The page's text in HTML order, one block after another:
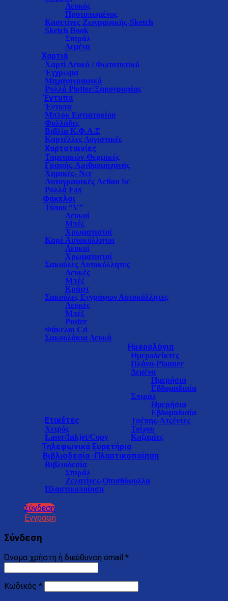
Λευκός
Προτυπωμένος
Κασετίνες Ζωγραφικής-Sketch
Sketch Book
Σπιράλ
Δεμένα
Χαρτιά
Χαρτί Λευκό / Φωτοτυπικό
Έγχρωμα
Μηχανογραφικό
Ρολλά Plotter/Ξηρογραφίας
Έντυπα
Έντυπα
Μπλοκ Εστιατορίου
Φυλλάδες
Βιβλία Κ.Φ.Α.Σ
Καρτέλλες Λογιστικές
Χαρτοταινίες
Ταμειακών-Θερμικές
Γραφής-Αριθμομηχανής
Χημικές- Ncr
Αυτογραφικές Action Sc
Ρολλά Fax
Φάκελοι
Τύπου “V”
Λευκοί
Μπέζ
Xρωματιστοί
Καρέ Αυτοκόλλητοι
Λευκοί
Χρωματιστοί
Σακούλες Αυτοκόλλητες
Λευκές
Μπέζ
Κράφτ
Σακούλες Εγγράφων Αυτοκόλλητες
Λευκές
Μπέζ
Poster
Φάκελοι Cd
Σακουλάκια Λευκά
Ετικέτες
Χειρός
Laser/Inkjet/Copy
Ημερολόγια
Ημεροδείκτες
Πλάνα-Planner
Δεμένα
Ημερήσια
Εβδομαδιαία
Σπιράλ
Ημερήσια
Εβδομαδιαία
Τσέπης-Ατζέντες
Τοίχου
Καζαμίες
Τηλεφωνικά Ευρετήρια
Βιβλιοδεσία -Πλαστικοποίηση
Βιβλιοδεσία
Σπιράλ
Ζελατίνες-Οπισθόφυλλα
Πλαστικοποίηση
Σύνδεση
Εγγραφή
Σύνδεση
Όνομα χρήστη ή διεύθυνση email *
Κωδικός *